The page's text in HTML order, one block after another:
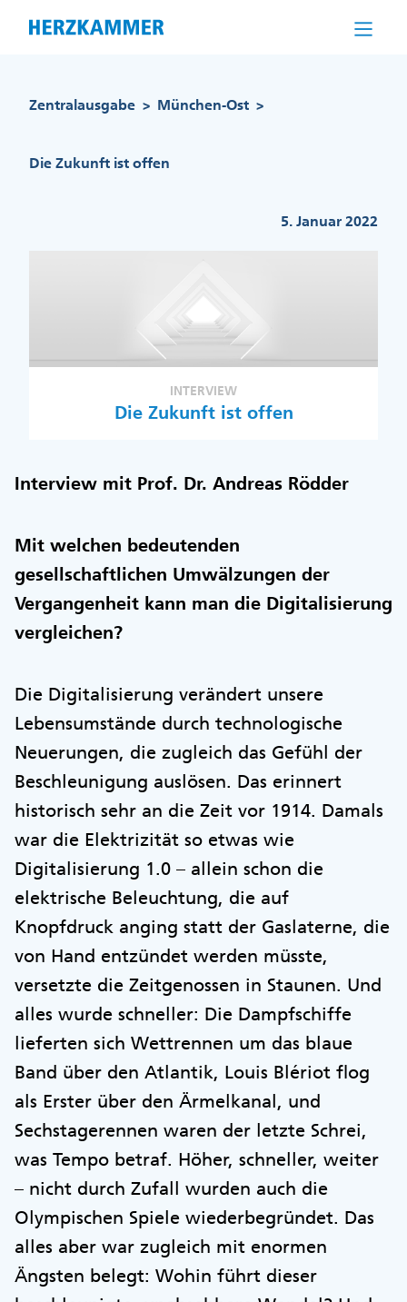
Zentralausgabe > München-Ost >
Die Zukunft ist offen
5. Januar 2022
INTERVIEW
Die Zukunft ist offen
Interview mit Prof. Dr. Andreas Rödder
Mit welchen bedeutenden
gesellschaftlichen Umwälzungen der
Vergangenheit kann man die Digitalisierung
vergleichen?
Die Digitalisierung verändert unsere
Lebensumstände durch technologische
Neuerungen, die zugleich das Gefühl der
Beschleunigung auslösen. Das erinnert
historisch sehr an die Zeit vor 1914. Damals
war die Elektrizität so etwas wie
Digitalisierung 1.0 – allein schon die
elektrische Beleuchtung, die auf
Knopfdruck anging statt der Gaslaterne, die
von Hand entzündet werden müsste,
versetzte die Zeitgenossen in Staunen. Und
alles wurde schneller: Die Dampfschiffe
lieferten sich Wettrennen um das blaue
Band über den Atlantik, Louis Blériot flog
als Erster über den Ärmelkanal, und
Sechstagerennen waren der letzte Schrei,
was Tempo betraf. Höher, schneller, weiter
– nicht durch Zufall wurden auch die
Olympischen Spiele wiederbegründet. Das
alles aber war zugleich mit enormen
Ängsten belegt: Wohin führt dieser